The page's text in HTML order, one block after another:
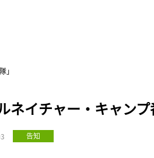
」
ネイチャー・キャン
告知